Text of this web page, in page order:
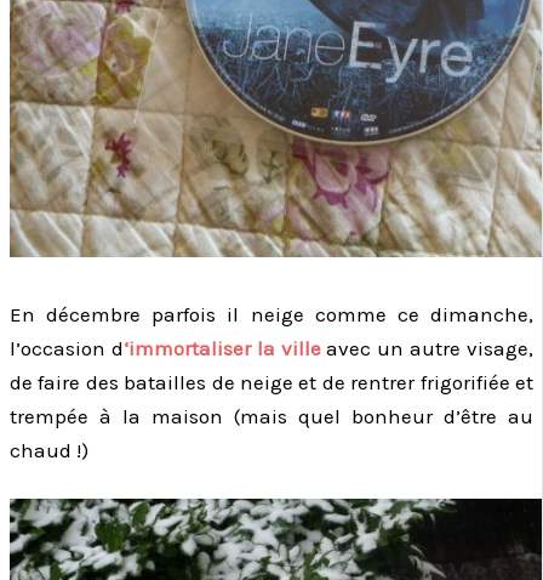
En décembre parfois il neige comme ce dimanche,
l’occasion d‘immortaliser la villeavec un autre visage,
de faire des batailles de neige et de rentrer frigorifiée et
trempée à la maison (mais quel bonheur d’être au
chaud !)